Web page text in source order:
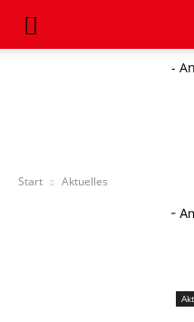
-
Start Aktuelles
-